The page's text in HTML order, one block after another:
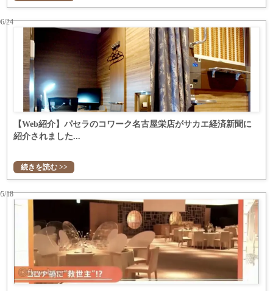
【Web紹介】パセラのコワーク名古屋栄店がサカエ経済新聞に
紹介されました...
24
続きを読む >>
18